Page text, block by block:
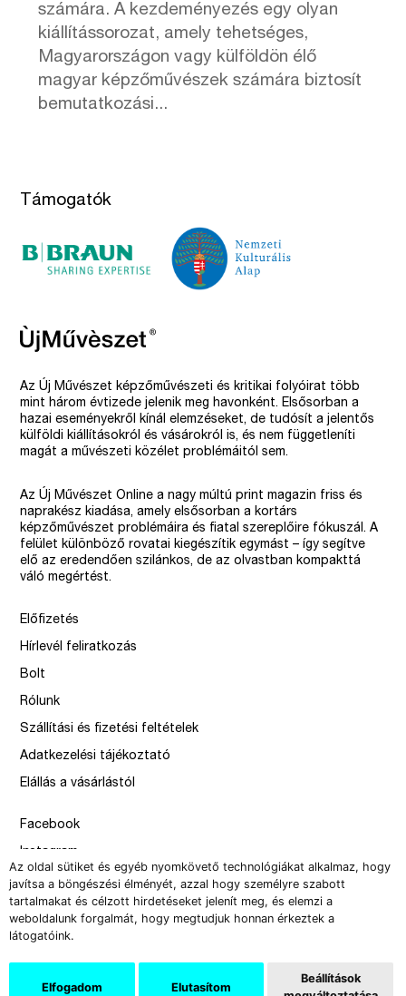
Az oldal sütiket és egyéb nyomkövető technológiákat alkalmaz, hogy
javítsa a böngészési élményét, azzal hogy személyre szabott
tartalmakat és célzott hirdetéseket jelenít meg, és elemzi a
weboldalunk forgalmát, hogy megtudjuk honnan érkeztek a
látogatóink.
Elfogadom Elutasítom
Beállítások
számára. A kezdeményezés egy olyan
kiállítássorozat, amely tehetséges,
Magyarországon vagy külföldön élő
magyar képzőművészek számára biztosít
bemutatkozási...
Támogatók
Az Új Művészet képzőművészeti és kritikai folyóirat több
mint három évtizede jelenik meg havonként. Elsősorban a
hazai eseményekről kínál elemzéseket, de tudósít a jelentős
külföldi kiállításokról és vásárokról is, és nem függetleníti
magát a művészeti közélet problémáitól sem.
Az Új Művészet Online a nagy múltú print magazin friss és
naprakész kiadása, amely elsősorban a kortárs
képzőművészet problémáira és fiatal szereplőire fókuszál. A
felület különböző rovatai kiegészítik egymást – így segítve
elő az eredendően szilánkos, de az olvastban kompakttá
váló megértést.
Előfizetés
Hírlevél feliratkozás
Bolt
Rólunk
Szállítási és fizetési feltételek
Adatkezelési tájékoztató
Elállás a vásárlástól
Facebook
Instagram
Issue
–
design by Solymosi Mór, Sirbik Attila
webbyzolka